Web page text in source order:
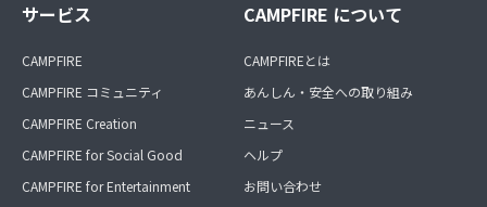
サービス
CAMPFIRE
CAMPFIRE コミュニティ
CAMPFIRE Creation
CAMPFIRE for Social Good
CAMPFIRE for Entertainment
CAMPFIRE について
CAMPFIREとは
あんしん・安全への取り組み
ニュース
ヘルプ
お問い合わせ